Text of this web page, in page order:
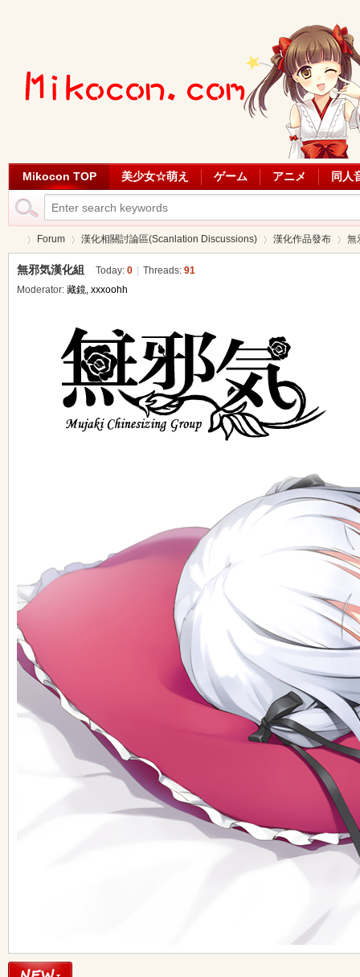
Mikocon TOP 美少女☆萌え ゲーム アニメ 同人
co
Forum 漢化相關討論區(Scanlation Discussions) 漢化作品發布 無
無邪気漢化組 Today: 0 Threads: 91
Moderator: 藏鏡, xxxoohh